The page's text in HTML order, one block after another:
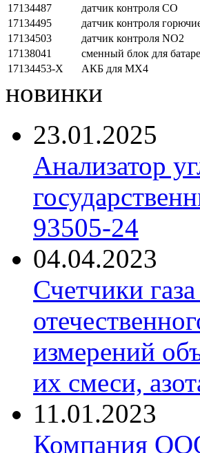
17134487
датчик контроля CO
17134495
датчик контроля
17134503
датчик контроля NO2
17138041
сменный блок для
17134453-X
АКБ для МХ4
новинки
23.01.2025
Анализатор
93505-24
04.04.2023
Счетчики
измерений
их смеси,
11.01.2023
Компания